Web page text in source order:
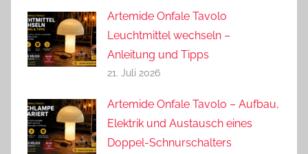
Artemide Onfale Tavolo
Leuchtmittel wechseln –
Anleitung und Tipps
21. Juli 2026
Artemide Onfale Tavolo – Aufbau,
Elektrik und Austausch eines
Doppel-Schnurschalters